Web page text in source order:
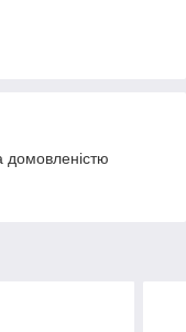
домовленістю